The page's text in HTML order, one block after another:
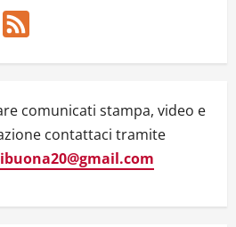
YouTube
comunicati stampa, video e
contattaci tramite